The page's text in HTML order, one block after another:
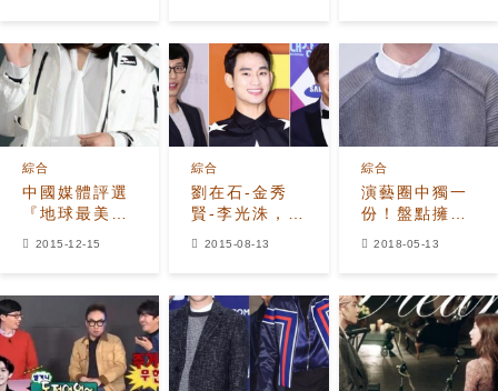
中國媒體評選
『地球最美50
人』 全智賢-
綜合
2015-12-15
劉在石-金秀
賢-李光洙，今
年閃閃發光的
綜合
2015-08-13
演藝圈中獨一
份！盤點擁有
罕見姓氏的韓
綜合
2018-05-13